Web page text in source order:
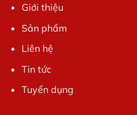
Giới thiệu
Sản phẩm
Liên hệ
Tin tức
Tuyển dụng